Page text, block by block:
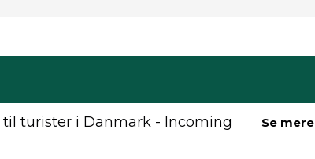
turister i Danmark - Incoming Se mere